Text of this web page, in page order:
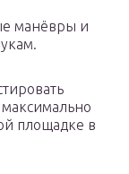
манёвры и
площадке в